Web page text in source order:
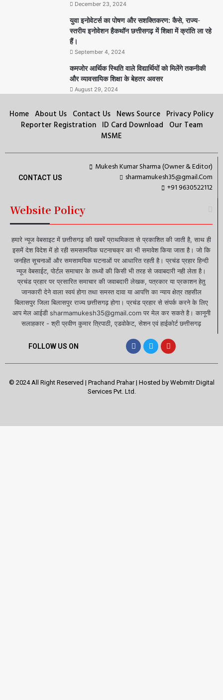
December 23, 2024
युवा इनोवेटर्स का पोषण और सशक्तिकरण: कैसे, राज्य-
स्तरीय इनोवेशन हैकथॉन छत्तीसगढ़ में शिक्षा में क्रांति ला रहे
हैं।
September 4, 2024
कमजोर आर्थिक स्थिति वाले विद्यार्थियों को मिलेंगे तकनीकी
और व्यावसायिक शिक्षा के बेहतर अवसर
August 29, 2024
Home About Us Contact Us News Source Privacy Policy
Reporter Registration ID Card Download Our Team
MSME
CONTACT US
Mukesh Kumar Sharma (Owner & Editor)
sharmamukesh35@gmail.Com
+91 9630522112
Website Policy
हमारे न्यूज वेबसाइट में छत्तीसगढ़ की खबरें प्राथमिकता से प्रकाशित की जाती है, साथ ही
इसमें देश विदेश में हो रही समसामयिक घटनाचक्र का भी समावेश किया जाता है। जो कि
जनहित सूचनाओं और समसामयिक घटनाओं पर आधारित रहती है। प्रचंड प्रहार हिन्दी
न्यूज वेबसाईट, पोर्टल समाचार के तथ्यों की किसी भी तरह से जवाबदारी नही लेता है।
प्रचंड प्रहार पर प्रसारित समाचार की जवाबदारी लेखक, पत्रकार या प्रकाशन हेतु
जानकारी देने वाला स्वयं होगा तथा समस्त दावा या आपत्ति का न्याय क्षेत्र तहसील
बिलासपुर जिला बिलासपुर राज्य छत्तीसगढ़ होगा। प्रचंड प्रहार से संपर्क करने के लिए
आप मेल आईडी sharmamukesh35@gmail.com पर मेल कर सकते है। कानूनी
सलाहकार - श्री प्रवीण कुमार त्रिपाठी, एडवोकेट, सेशन एवं हाईकोर्ट छत्तीसगढ़
FOLLOW US ON
© 2024 All Right Reserved | Prachand Prahar | Hosted by Webmitr Digital
Services Pvt. Ltd.